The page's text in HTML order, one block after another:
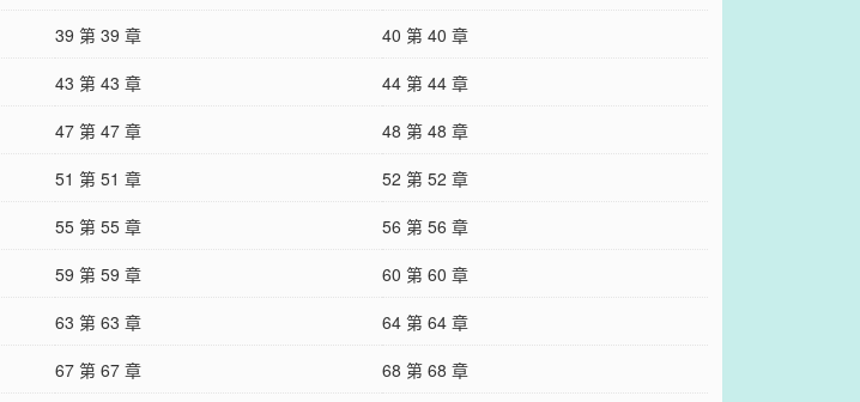
39 第 39 章
40 第 40 章
43 第 43 章
44 第 44 章
47 第 47 章
48 第 48 章
51 第 51 章
52 第 52 章
55 第 55 章
56 第 56 章
59 第 59 章
60 第 60 章
63 第 63 章
64 第 64 章
67 第 67 章
68 第 68 章